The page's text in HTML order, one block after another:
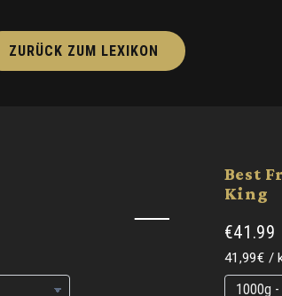
ZURÜCK ZUM LEXIKON
Best
King
€41.99
41,99€ /